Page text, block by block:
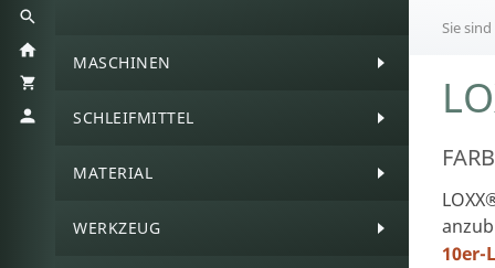
MASCHINEN
SCHLEIFMITTEL
MATERIAL
WERKZEUG
Sie
10er-